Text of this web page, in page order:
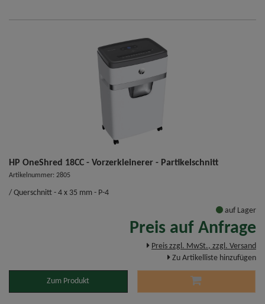
HP OneShred 18CC - Vorzerkleinerer - Partikelschnitt
Artikelnummer: 2805
/ Querschnitt - 4 x 35 mm - P-4
auf Lager
Preis auf Anfrage
Preis zzgl. MwSt., zzgl. Versand
Zu Artikelliste hinzufügen
Zum Produkt